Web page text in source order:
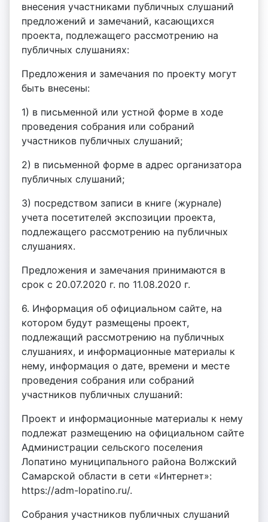
внесения участниками публичных слушаний
предложений и замечаний, касающихся
проекта, подлежащего рассмотрению на
публичных слушаниях:
Предложения и замечания по проекту могут
быть внесены:
1) в письменной или устной форме в ходе
проведения собрания или собраний
участников публичных слушаний;
2) в письменной форме в адрес организатора
публичных слушаний;
3) посредством записи в книге (журнале)
учета посетителей экспозиции проекта,
подлежащего рассмотрению на публичных
слушаниях.
Предложения и замечания принимаются в
срок с 20.07.2020 г. по 11.08.2020 г.
6. Информация об официальном сайте, на
котором будут размещены проект,
подлежащий рассмотрению на публичных
слушаниях, и информационные материалы к
нему, информация о дате, времени и месте
проведения собрания или собраний
участников публичных слушаний:
Проект и информационные материалы к нему
подлежат размещению на официальном сайте
Администрации сельского поселения
Лопатино муниципального района Волжский
Самарской области в сети «Интернет»:
https://adm-lopatino.ru/.
Собрания участников публичных слушаний